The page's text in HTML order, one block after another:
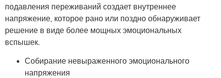
подавления переживаний создает внутреннее
напряжение, которое рано или поздно обнаруживает
решение в виде более мощных эмоциональных
вспышек.
Собирание невыраженного эмоционального
напряжения